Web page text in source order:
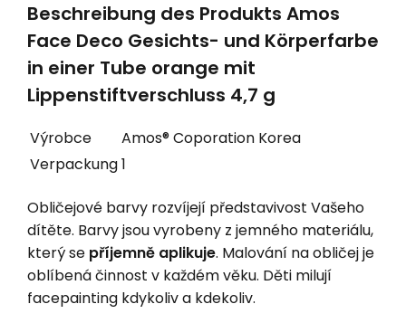
Beschreibung des Produkts Amos
Face Deco Gesichts- und Körperfarbe
in einer Tube orange mit
Lippenstiftverschluss 4,7 g
Výrobce
Amos® Coporation Korea
Verpackung1
Obličejové barvy rozvíjejí představivost Vašeho
dítěte. Barvy jsou vyrobeny z jemného materiálu,
který se příjemně aplikuje. Malování na obličej je
oblíbená činnost v každém věku. Děti milují
facepainting kdykoliv a kdekoliv.